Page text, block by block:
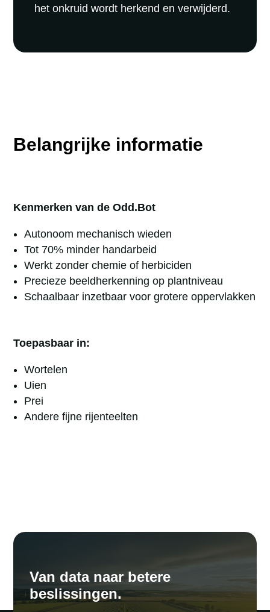
het onkruid wordt herkend en verwijderd.
Belangrijke informatie
Kenmerken van de Odd.Bot
Autonoom mechanisch wieden
Tot 70% minder handarbeid
Werkt zonder chemie of herbiciden
Precieze beeldherkenning op plantniveau
Schaalbaar inzetbaar voor grotere oppervlakken
Toepasbaar in:
Wortelen
Uien
Prei
Andere fijne rijenteelten
Van data naar betere
beslissingen.